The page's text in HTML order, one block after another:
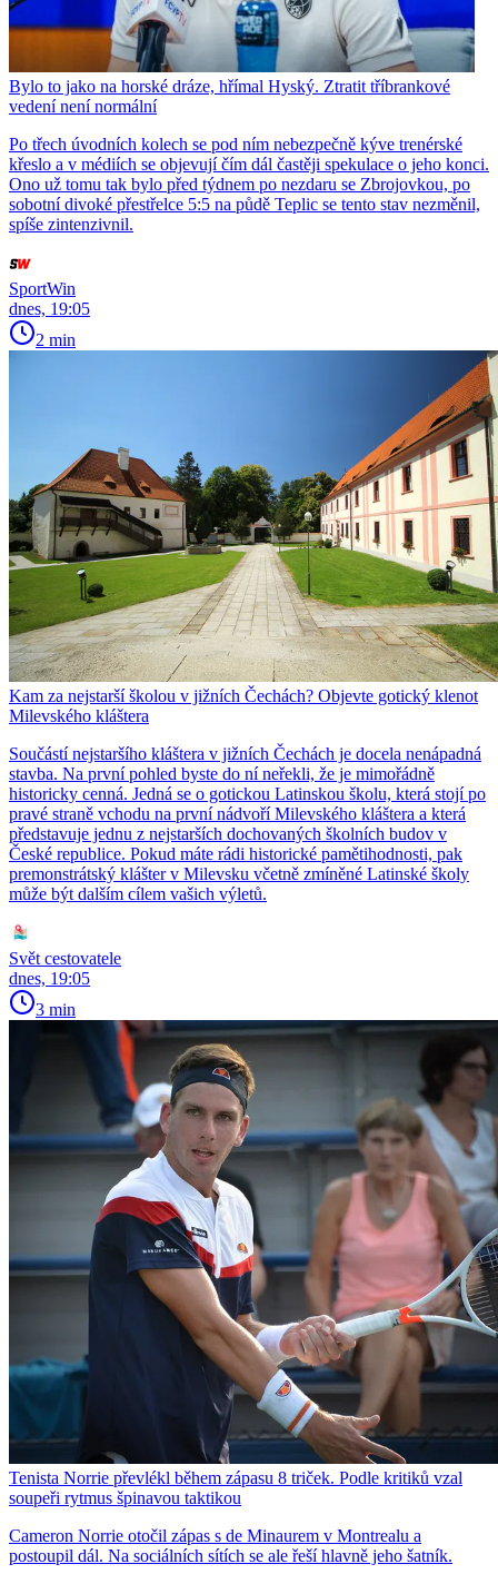
Bylo to jako na horské dráze, hřímal Hyský. Ztratit tříbrankové
vedení není normální
Po třech úvodních kolech se pod ním nebezpečně kýve trenérské
křeslo a v médiích se objevují čím dál častěji spekulace o jeho konci.
Ono už tomu tak bylo před týdnem po nezdaru se Zbrojovkou, po
sobotní divoké přestřelce 5:5 na půdě Teplic se tento stav nezměnil,
spíše zintenzivnil.
SportWin
dnes, 19:05
2 min
Kam za nejstarší školou v jižních Čechách? Objevte gotický klenot
Milevského kláštera
Součástí nejstaršího kláštera v jižních Čechách je docela nenápadná
stavba. Na první pohled byste do ní neřekli, že je mimořádně
historicky cenná. Jedná se o gotickou Latinskou školu, která stojí po
pravé straně vchodu na první nádvoří Milevského kláštera a která
představuje jednu z nejstarších dochovaných školních budov v
České republice. Pokud máte rádi historické pamětihodnosti, pak
premonstrátský klášter v Milevsku včetně zmíněné Latinské školy
může být dalším cílem vašich výletů.
Svět cestovatele
dnes, 19:05
3 min
Tenista Norrie převlékl během zápasu 8 triček. Podle kritiků vzal
soupeři rytmus špinavou taktikou
Cameron Norrie otočil zápas s de Minaurem v Montrealu a
postoupil dál. Na sociálních sítích se ale řeší hlavně jeho šatník.